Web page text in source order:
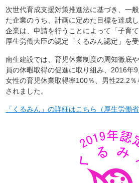
次世代育成支援対策推進法に基づき、一
た企業のうち、計画に定めた目標を達成
企業は、申請を行うことによって「子育
厚生労働大臣の認定「 くるみん認定」 を
南生建設では、育児休業制度の周知徹底
員の休暇取得の促進に取り組み、2016年
女性の育児休業取得率100％、男性22.2
されました。
「くるみん」の詳細はこちら（厚生労働